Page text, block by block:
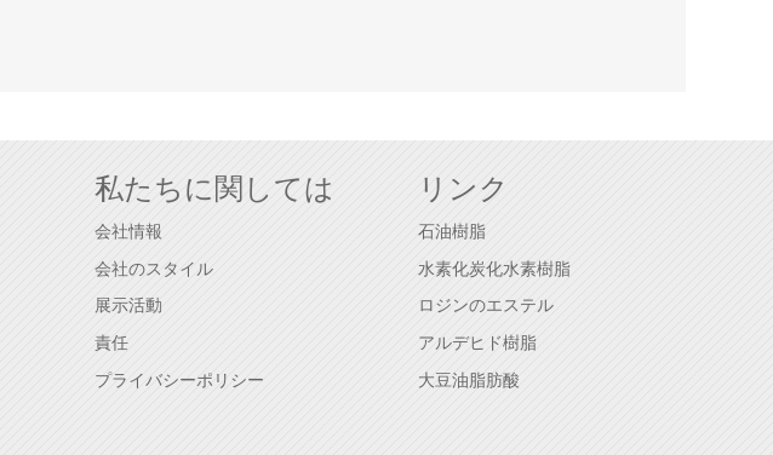
私たちに関しては
会社情報
会社のスタイル
展示活動
責任
プライバシーポリシー
リンク
石油樹脂
水素化炭化水素樹脂
ロジンのエステル
アルデヒド樹脂
大豆油脂肪酸